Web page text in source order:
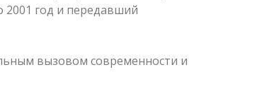
2001 год и передавший
вызовом современности и